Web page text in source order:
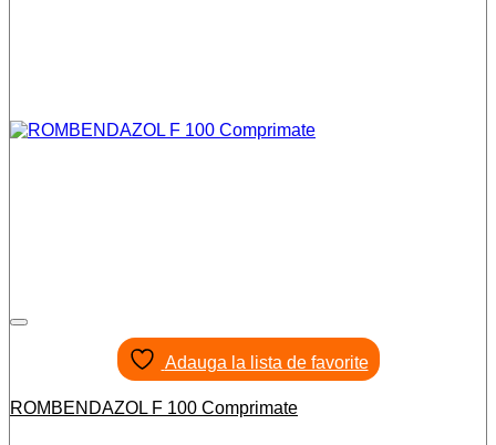
Adauga la lista de favorite
ROMBENDAZOL F 100 Comprimate